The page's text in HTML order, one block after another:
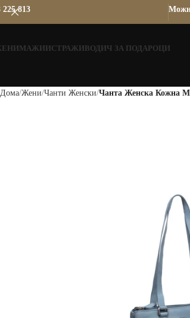
МАЖИИСТРАЖИВОДИЧ ЗА ПОДАРОЦИ
Дома Жени Чанти Женски Чанта Женска Кожна
225 813